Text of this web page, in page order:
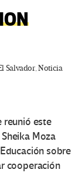
Salvador,Noticia
reunió este
Moza
sobre
cooperación